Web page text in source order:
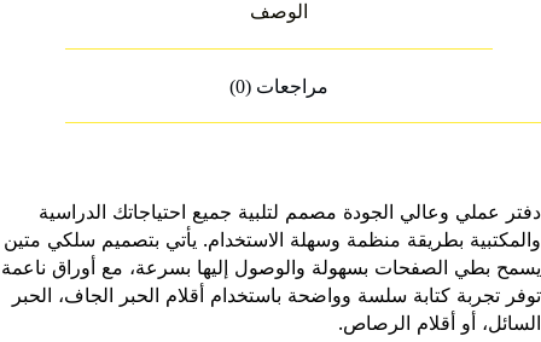
الوصف
مراجعات (0)
دفتر عملي وعالي الجودة مصمم لتلبية جميع احتياجاتك الدراسية
والمكتبية بطريقة منظمة وسهلة الاستخدام. يأتي بتصميم سلكي متين
يسمح بطي الصفحات بسهولة والوصول إليها بسرعة، مع أوراق ناعمة
توفر تجربة كتابة سلسة وواضحة باستخدام أقلام الحبر الجاف، الحبر
السائل، أو أقلام الرصاص.